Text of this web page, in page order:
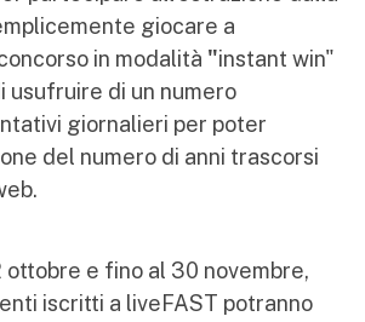
giocare a
in modalità "instant win"
usufruire di un numero
giornalieri per poter
del numero di anni trascorsi
e fino al 30 novembre,
iscritti a liveFAST potranno